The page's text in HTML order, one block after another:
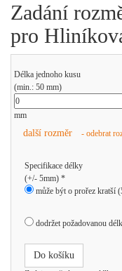
Zadání
pro
Délka jednoho kusu
(min.: 50 mm)
mm
další rozměr - odebrat
Specifikace délky
(+/- 5mm) *
může být o prořez kratší
dodržet požadovanou
Do košíku